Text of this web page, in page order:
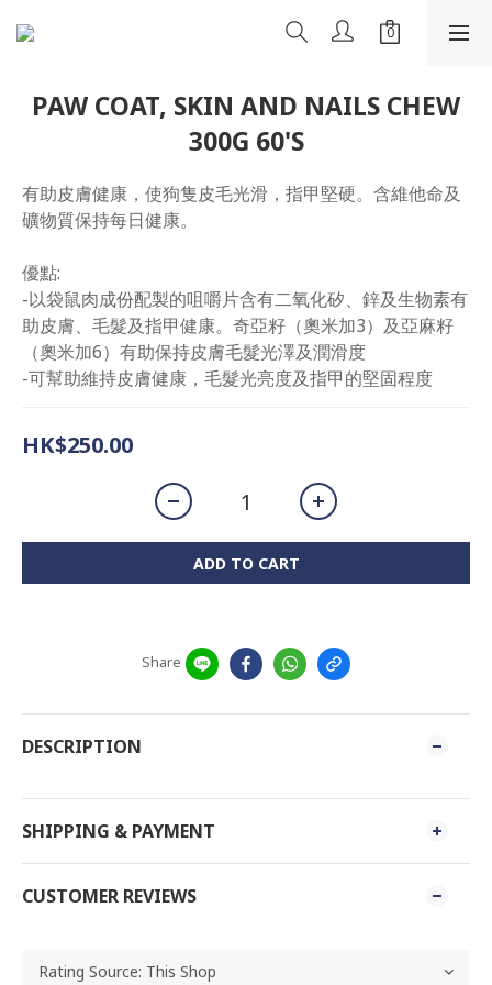
PAW COAT, SKIN AND NAILS CHEW
300G 60'S
有助皮膚健康，使狗隻皮毛光滑，指甲堅硬。含維他命及
礦物質保持每日健康。
優點:
-以袋鼠肉成份配製的咀嚼片含有二氧化矽、鋅及生物素有
助皮膚、毛髮及指甲健康。奇亞籽（奧米加3）及亞麻籽
（奧米加6）有助保持皮膚毛髮光澤及潤滑度
-可幫助維持皮膚健康，毛髮光亮度及指甲的堅固程度
HK$250.00
ADD TO CART
Share
DESCRIPTION
SHIPPING & PAYMENT
CUSTOMER REVIEWS